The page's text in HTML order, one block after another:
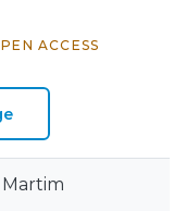
ACCESS
Martim